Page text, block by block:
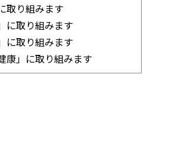
り組みます
取り組みます
取り組みます
に取り組みます